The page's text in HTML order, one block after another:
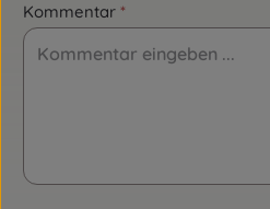
Kommentar *